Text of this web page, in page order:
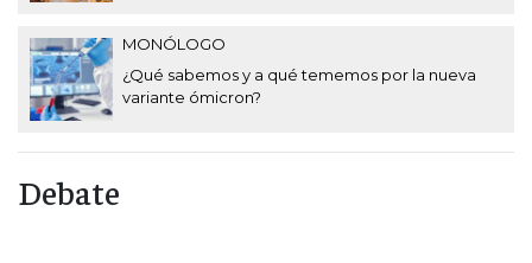
MONÓLOGO
¿Qué sabemos y a qué tememos por la nueva
variante ómicron?
Debate